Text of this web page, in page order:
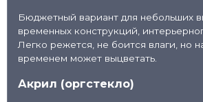
Бюджетный вариант для небольших
временных конструкций,
Легко режется, не боится влаги, но
временем может выцветать.
Акрил (оргстекло)